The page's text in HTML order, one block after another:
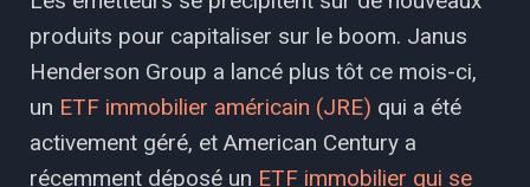
produits pour capitaliser sur le boom. Janus
Henderson Group a lancé plus tôt ce mois-ci,
un ETF immobilier américain (JRE) qui a été
activement géré, et American Century a
récemment déposé un ETF immobilier qui se